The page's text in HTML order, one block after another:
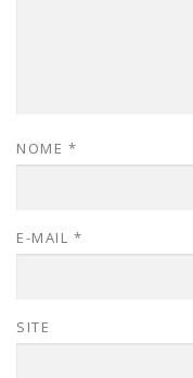
NOME *
E-MAIL *
SITE